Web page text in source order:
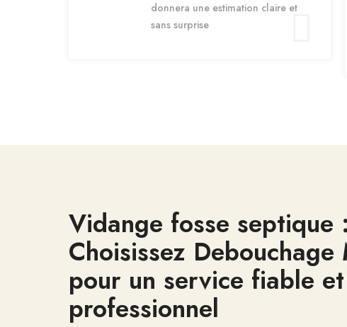
donnera une estimation claire et
sans surprise
Vidange fosse septique :
Choisissez Debouchage
pour un service fiable et
professionnel